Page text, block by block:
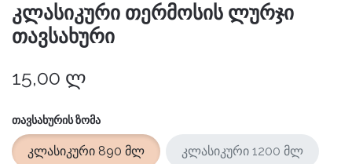
კლასიკური თერმოსის ლურჯი
თავსახური
15,00 ლ
ᲗᲐᲕᲡᲐᲮᲣᲠᲘᲡ ᲖᲝᲛᲐ
კლასიკური 890 მლ კლასიკური 1200 მლ